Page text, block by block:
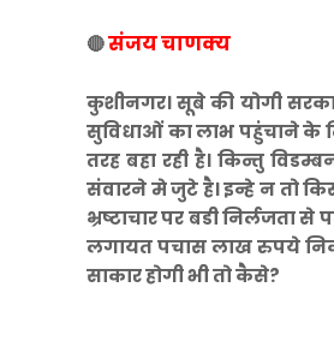
🔴संजय चाणक्य
कुशीनगर। सूबे की योगी
सुविधाओं का लाभ पहुंचाने के
तरह बहा रही है। किन्तु
संवारने मे जुटे है। इन्हे न तो
भ्रष्टाचार पर बडी निर्लजता
लगायत पचास लाख रुपये
साकार होगी भी तो कैसे?